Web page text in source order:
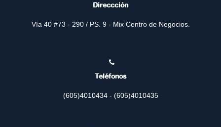
Direccción
Vía 40 #73 - 290 / PS. 9 - Mix Centro de Negocios.
Teléfonos
(605)4010434 - (605)4010435